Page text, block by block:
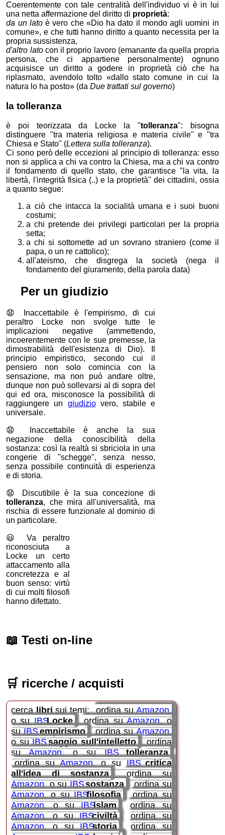
Coerentemente con tale centralità dell'individuo vi è in lui
una netta affermazione del diritto di proprietà:
da un latoè vero che
Dio ha dato il mondo agli uomini in
comune , e che tutti hanno diritto a quanto necessita per la
propria sussistenza,
d'altro latocon il proprio lavoro (emanante da quella propria
persona, che ci appartiene personalmente) ognuno
acquisisce un diritto a godere in proprietà ciò che ha
riplasmato, avendolo tolto
dallo stato comune in cui la
natura lo ha posto
(daDue trattati sul governo)
la tolleranza
è poi teorizzata da Locke la "tolleranza": bisogna
distinguere "tra materia religiosa e materia civile" e "tra
Chiesa e Stato" (Lettera sulla tolleranza).
Ci sono però delle eccezioni al principio di tolleranza: esso
non si applica a chi va contro la Chiesa, ma a chi va contro
il fondamento di quello stato, che garantisce "la vita, la
libertà, l'integrità fisica (..) e la proprietà" dei cittadini, ossia
a quanto segue:
a ciò che intacca la socialità umana e i suoi buoni
costumi;
a chi pretende dei privilegi particolari per la propria
setta;
a chi si sottomette ad un sovrano straniero (come il
papa, o un re cattolico);
all'ateismo, che disgrega la società (nega il
fondamento del giuramento, della parola data)
Per un giudizio
😧
Inaccettabile è l'empirismo, di cui
peraltro Locke non svolge tutte le
implicazioni negative (ammettendo,
incoerentemente con le sue premesse, la
dimostrabilità dell'esistenza di Dio). Il
principio empiristico, secondo cui il
pensiero non solo comincia con la
sensazione, ma non può andare oltre,
dunque non può sollevarsi al di sopra del
qui ed ora, misconosce la possibilità di
raggiungere un giudiziovero, stabile e
universale.
😧
Inaccettabile è anche la sua
negazione della conoscibilità della
sostanza: così la realtà si sbriciola in una
congerie di "schegge", senza nesso,
senza possibile continuità di esperienza
e di storia.
😧
Discutibile è la sua concezione di
tolleranza, che mira all'universalità, ma
rischia di essere funzionale al dominio di
un particolare.
😃
Va peraltro
riconosciuta a
Locke un certo
attaccamento alla
concretezza e al
buon senso: virtù
di cui molti filosofi
hanno difettato.
📖 Testi on-line
🛒 ricerche / acquisti
cercalibrisui temi: ordina suAmazon
o suIBSLocke ordina suAmazon o
suIBSempirismo ordina suAmazon
o suIBSsaggio sull'intelletto
ordina
suAmazon o suIBStolleranza
ordina suAmazon o suIBScritica
all'idea di sostanza
ordina su
Amazon o suIBSsostanza
ordina su
Amazon o suIBSfilosofia
ordina su
Amazon o suIBSislam
ordina su
Amazon o suIBSciviltà
ordina su
Amazon o suIBSstoria
ordina su